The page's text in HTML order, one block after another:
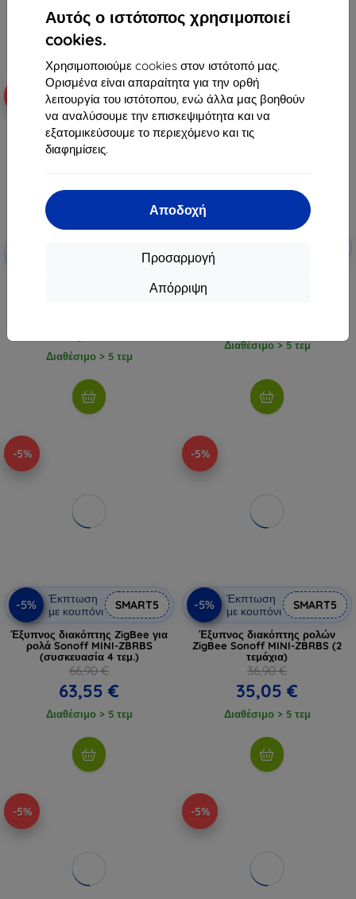
Αυτός ο ιστότοπος χρησιμοποιεί
cookies.
Χρησιμοποιούμε cookies στον ιστότοπό μας.
Ορισμένα είναι απαραίτητα για την ορθή
λειτουργία του ιστότοπου, ενώ άλλα μας βοηθούν
να αναλύσουμε την επισκεψιμότητα και να
εξατομικεύσουμε το περιεχόμενο και τις
διαφημίσεις.
Αποδοχή
Προσαρμογή
Απόρριψη
EXTRA10
Avatto WSM20-W1 smart switch
Διαθέσιμο > 5 τεμ
-5%
διακόπτης ZigBee δύο καναλιών
Διαθέσιμο > 5 τεμ
-5%
-5%
Έκπτωση
με κουπόνι
SMART5
Έξυπνος διακόπτης ZigBee για
ρολά Sonoff MINI-ZBRBS
(συσκευασία 4 τεμ.)
66,90 €
63,55 €
Διαθέσιμο > 5 τεμ
-5%
-5%
Έκπτωση
με κουπόνι
SMART5
Έξυπνος διακόπτης ρολών
ZigBee Sonoff MINI-ZBRBS (2
τεμάχια)
36,90 €
35,05 €
Διαθέσιμο > 5 τεμ
-5% -5%